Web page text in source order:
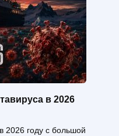
в 2026
2026 году с большой